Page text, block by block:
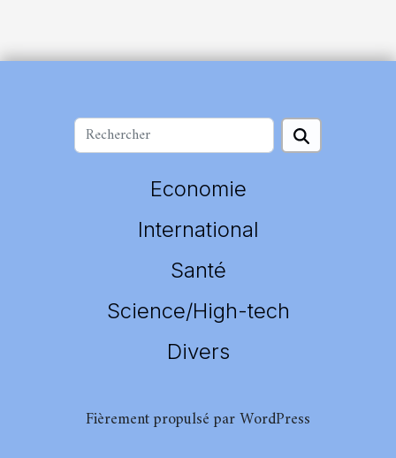
Economie
International
Santé
Science/High-tech
Divers
Fièrement propulsé par WordPress